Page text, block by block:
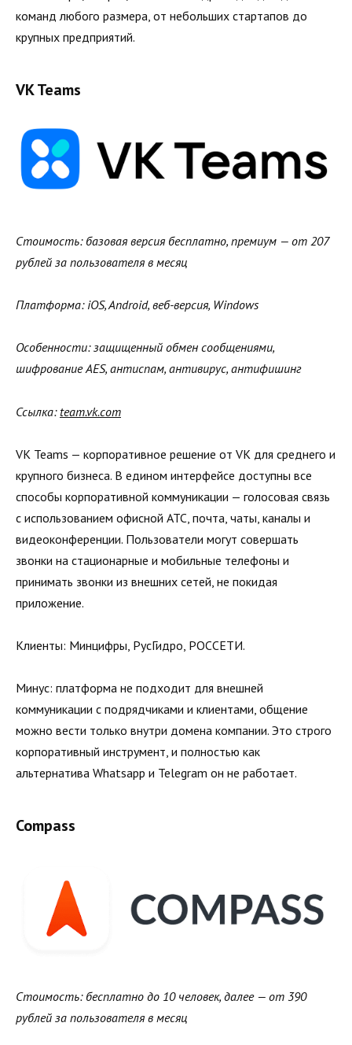
команд любого размера, от небольших стартапов до
крупных предприятий.
VK Teams
Стоимость: базовая версия бесплатно, премиум — от 207
рублей за пользователя в месяц
Платформа: iOS, Android, веб-версия, Windows
Особенности: защищенный обмен сообщениями,
шифрование AES, антиспам, антивирус, антифишинг
Ссылка: team.vk.com
VK Teams — корпоративное решение от VK для среднего и
крупного бизнеса. В едином интерфейсе доступны все
способы корпоративной коммуникации — голосовая связь
с использованием офисной АТС, почта, чаты, каналы и
видеоконференции. Пользователи могут совершать
звонки на стационарные и мобильные телефоны и
принимать звонки из внешних сетей, не покидая
приложение.
Клиенты: Минцифры, РусГидро, РОССЕТИ.
Минус: платформа не подходит для внешней
коммуникации с подрядчиками и клиентами, общение
можно вести только внутри домена компании. Это строго
корпоративный инструмент, и полностью как
альтернатива Whatsapp и Telegram он не работает.
Compass
Стоимость: бесплатно до 10 человек, далее — от 390
рублей за пользователя в месяц